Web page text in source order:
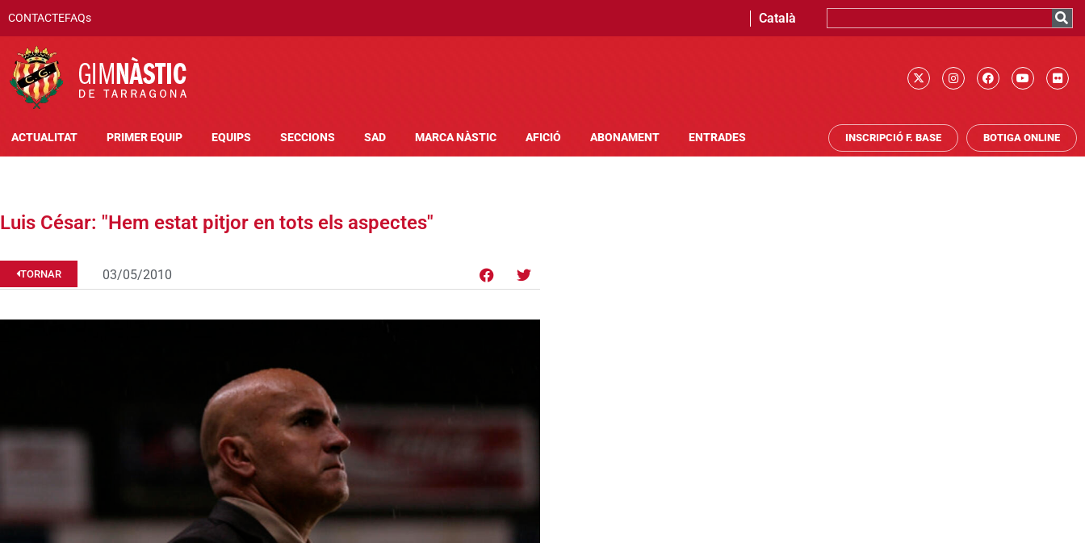
CONTACTEFAQs Català
ACTUALITAT PRIMER EQUIP EQUIPS SECCIONS SAD MARCA NÀSTIC AFICIÓ ABONAMENT ENTRADES INSCRIPCIÓ F. BASE BOTIGA ONLINE
Luis César: "Hem estat pitjor en tots els aspectes"
TORNAR 03/05/2010